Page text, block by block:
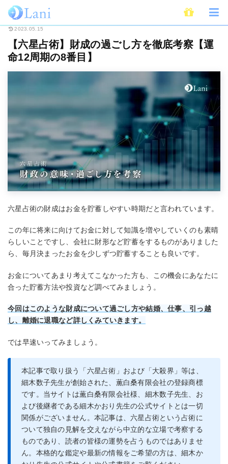
ホーム 占い 【六星占術】財成の過ごし方を徹底考察【運命12
2023.05.15
【六星占術】財成の過ごし方を徹底考察【運
命12周期の8番目】
六星占術の財成はお金を貯蓄しやすい時期だと言われています。
この年に将来に向けてお金に対して知識を増やしていくのも素晴
らしいことですし、会社に財形など貯蓄をするものがありました
ら、毎月決まったお金を少しずつ貯蓄することも良いです。
お金についてあまり考えてこなかった方も、この機会にあなたに
合った貯蓄方法や投資など調べてみましょう。
今回はこのような財成について過ごし方や結婚、仕事、引っ越
し、離婚に退職など詳しくみていきます。
では早速いってみましょう。
本記事で取り扱う「六星占術」および「大殺界」等は、
細木数子先生が創始された、薫白桑有限会社の登録商標
です。当サイトは薫白桑有限会社様、細木数子先生、お
よび後継者である細木かおり先生の公式サイトとは一切
関係がございません。本記事は、六星占術という占術に
ついて独自の見解を交えながら中立的な立場で考察する
ものであり、読者の皆様の運勢を占うものではありませ
ん。本格的な鑑定や最新の情報をご希望の方は、細木か